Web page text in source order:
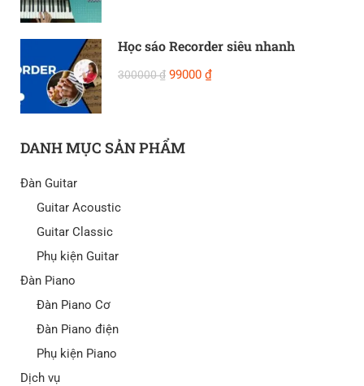
Học sáo Recorder siêu nhanh
300000 ₫ 99000 ₫
DANH MỤC SẢN PHẨM
Đàn Guitar
Guitar Acoustic
Guitar Classic
Phụ kiện Guitar
Đàn Piano
Đàn Piano Cơ
Đàn Piano điện
Phụ kiện Piano
Dịch vụ